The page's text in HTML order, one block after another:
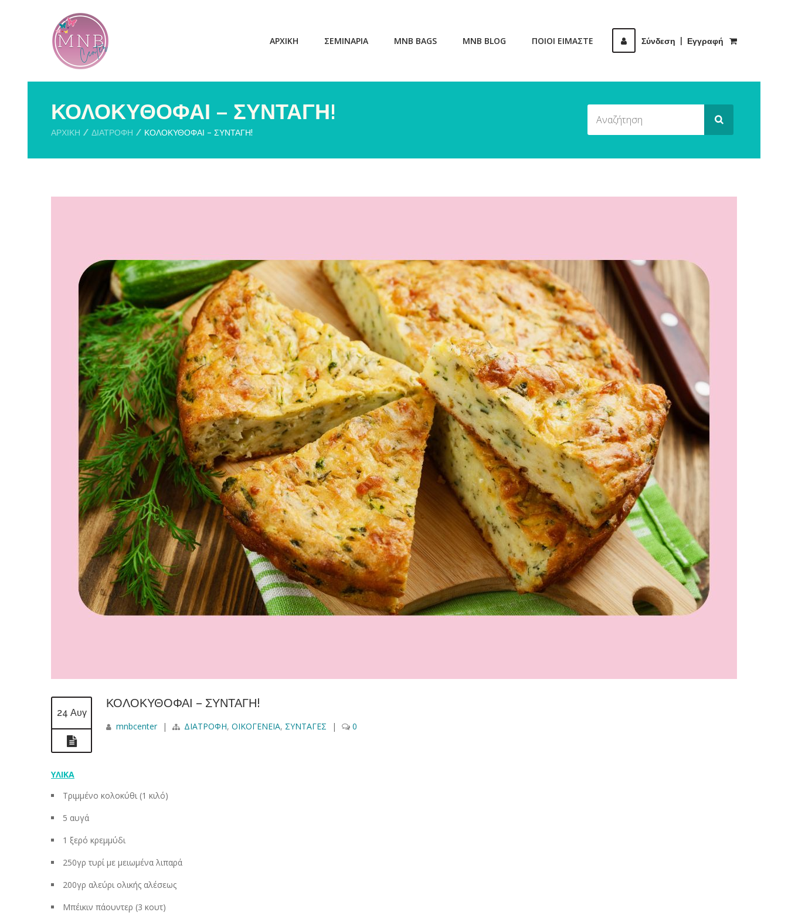
Σύνδεση Εγγραφή
ΑΡΧΙΚΗ ΣΕΜΙΝΑΡΙΑ MNB BAGS MNB BLOG ΠΟΙΟΙ ΕΙΜΑΣΤΕ
ΚΟΛΟΚΥΘΟΦΑΙ – ΣΥΝΤΑΓΗ!
ΑΡΧΙΚΉ ΔΙΑΤΡΟΦΗ ΚΟΛΟΚΥΘΟΦΑΙ – ΣΥΝΤΑΓΗ!
24 Αυγ
ΚΟΛΟΚΥΘΟΦΑΙ – ΣΥΝΤΑΓΗ!
mnbcenter | ΔΙΑΤΡΟΦΗ, ΟΙΚΟΓΕΝΕΙΑ, ΣΥΝΤΑΓΕΣ | 0
ΥΛΙΚΑ
Τριμμένο κολοκύθι (1 κιλό)
5 αυγά
1 ξερό κρεμμύδι
250γρ τυρί με μειωμένα λιπαρά
200γρ αλεύρι ολικής αλέσεως
Μπέικιν πάουντερ (3 κουτ)